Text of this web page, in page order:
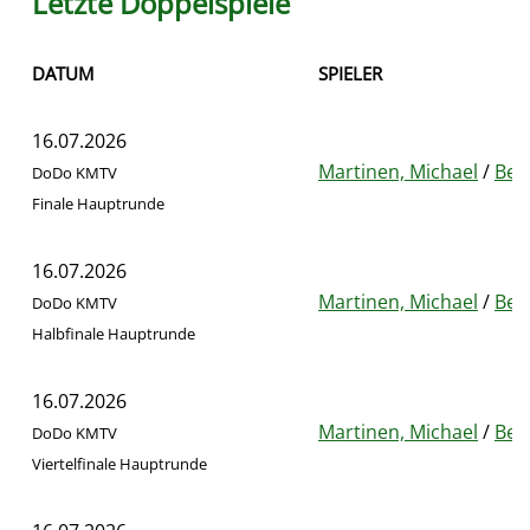
DATUM SPIELER
16.07.2026
DoDo KMTV
Finale Hauptrunde
Martinen, Michael /
16.07.2026
DoDo KMTV
Halbfinale Hauptrunde
Martinen, Michael /
16.07.2026
DoDo KMTV
Viertelfinale Hauptrunde
Martinen, Michael /